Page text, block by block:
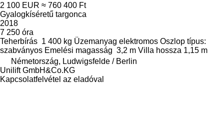
2 100 EUR ≈ 760 400 Ft
Gyalogkíséretű targonca
2018
7 250 óra
Teherbírás 1 400 kg Üzemanyag elektromos Oszlop típus:
szabványos Emelési magasság 3,2 m Villa hossza 1,15 m
Németország, Ludwigsfelde / Berlin
Unilift GmbH&Co.KG
Kapcsolatfelvétel az eladóval